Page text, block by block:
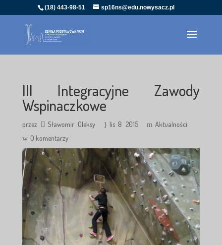
(18) 443-98-51 sp16ns@edu.nowysacz.pl
III Integracyjne Zawody
Wspinaczkowe
przez Sławomir Oleksy lis 8 2015
Aktualności
0 komentarzy